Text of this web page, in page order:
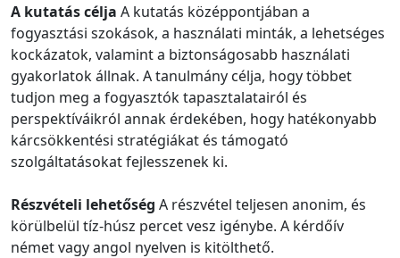
A kutatás célja A kutatás középpontjában a
fogyasztási szokások, a használati minták, a lehetséges
kockázatok, valamint a biztonságosabb használati
gyakorlatok állnak. A tanulmány célja, hogy többet
tudjon meg a fogyasztók tapasztalatairól és
perspektíváikról annak érdekében, hogy hatékonyabb
kárcsökkentési stratégiákat és támogató
szolgáltatásokat fejlesszenek ki.
Részvételi lehetőség A részvétel teljesen anonim, és
körülbelül tíz-húsz percet vesz igénybe. A kérdőív
német vagy angol nyelven is kitölthető.